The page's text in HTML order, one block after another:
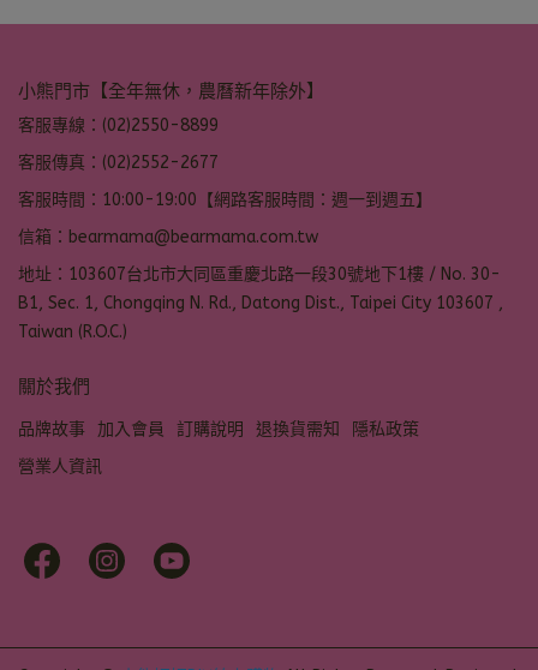
小熊門市【全年無休，農曆新年除外】
客服專線：(02)2550-8899
客服傳真：(02)2552-2677
客服時間：10:00-19:00【網路客服時間：週一到週五】
信箱：bearmama@bearmama.com.tw
地址：103607台北市大同區重慶北路一段30號地下1樓 / No. 30-
B1, Sec. 1, Chongqing N. Rd., Datong Dist., Taipei City 103607 ,
Taiwan (R.O.C.)
關於我們
品牌故事 加入會員 訂購說明 退換貨需知
隱私政策
營業人資訊